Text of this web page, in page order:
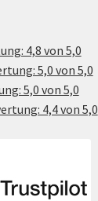
4,8 von 5,0
5,0 von 5,0
5,0 von 5,0
4,4 von 5,0